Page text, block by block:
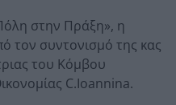
στην Πράξη», η
τον συντονισμό της κας
του Κόμβου
C.Ioannina.